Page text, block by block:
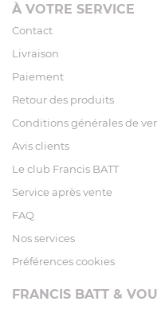
À VOTRE SERVICE
Contact
Livraison
Paiement
Retour des produits
Conditions générales de
Avis clients
Le club Francis BATT
Service après vente
FAQ
Nos services
Préférences cookies
FRANCIS BATT &